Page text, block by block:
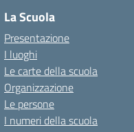
La Scuola
Presentazione
I luoghi
Le carte della scuola
Organizzazione
Le persone
I numeri della scuola